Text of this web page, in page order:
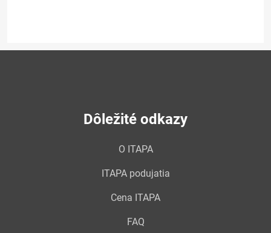
Dôležité odkazy
O ITAPA
ITAPA podujatia
Cena ITAPA
FAQ